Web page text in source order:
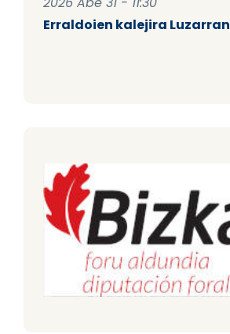
Erraldoien kalejira Luzarran